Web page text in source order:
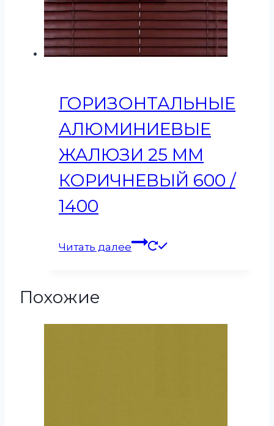
ГОРИЗОНТАЛЬНЫЕ
АЛЮМИНИЕВЫЕ
ЖАЛЮЗИ 25 ММ
КОРИЧНЕВЫЙ 600 /
1400
Читать далее
Похожие